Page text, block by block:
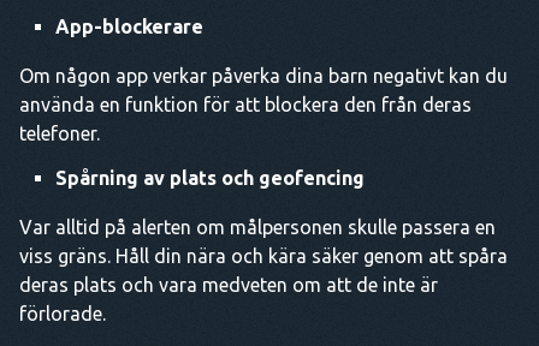
App-blockerare
Om någon app verkar påverka dina barn negativt kan du
använda en funktion för att blockera den från deras
telefoner.
Spårning av plats och geofencing
Var alltid på alerten om målpersonen skulle passera en
viss gräns. Håll din nära och kära säker genom att spåra
deras plats och vara medveten om att de inte är
förlorade.